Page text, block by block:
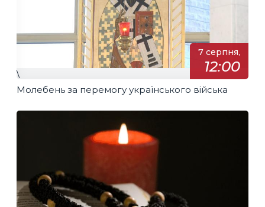
7 серпня,
12:00
\
Молебень за перемогу українського війська